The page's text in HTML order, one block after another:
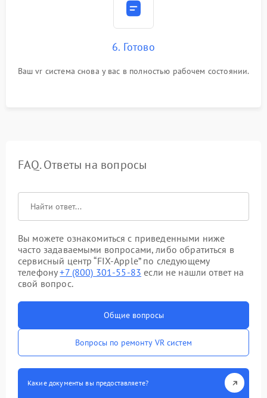
6. Готово
Ваш vr система снова у вас в полностью рабочем состоянии.
FAQ. Ответы на вопросы
Вы можете ознакомиться с приведенными ниже
часто задаваемыми вопросами, либо обратиться в
сервисный центр “FIX-Apple” по следующему
телефону+7 (800) 301-55-83 если не нашли ответ на
свой вопрос.
Общие вопросы
Вопросы по ремонту VR систем
Какие документы вы предоставляете?